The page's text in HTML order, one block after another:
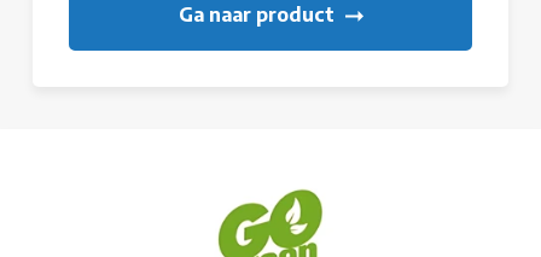
Ga naar product